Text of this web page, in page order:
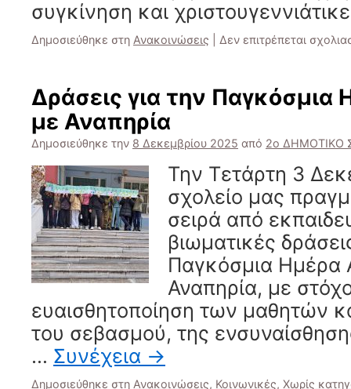
συγκίνηση και
Δημοσιεύθηκε στη Ανακοινώσεις Δεν επιτρέπεται
Δράσεις για την
με Αναπηρία
Δημοσιεύθηκε την 8 Δεκεμβρίου 2025 από 2ο ΔΗΜΟΤΙΚΟ
Την Τετάρτη 3
σχολείο μας
σειρά από
βιωματικές
Παγκόσμια Ημέρα
Αναπηρία, με
ευαισθητοποίηση των μαθητών
του σεβασμού, της
… Συνέχεια →
Δημοσιεύθηκε στη Ανακοινώσεις, Κοινωνικές, Χωρίς